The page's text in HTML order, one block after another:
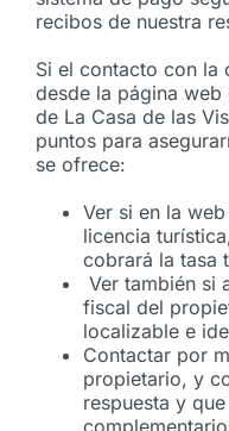
recibos de nuestra
Si el contacto con la
desde la página
de La Casa de las
puntos para
se ofrece:
Ver si en la
licencia
cobrará la tasa
Ver también si
fiscal del
localizable e
Contactar por
propietario, y
respuesta y